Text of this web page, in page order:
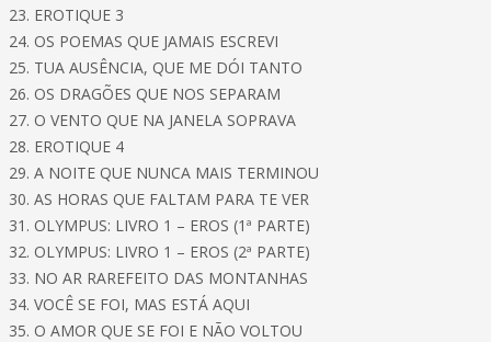
23. EROTIQUE 3
24. OS POEMAS QUE JAMAIS ESCREVI
25. TUA AUSÊNCIA, QUE ME DÓI TANTO
26. OS DRAGÕES QUE NOS SEPARAM
27. O VENTO QUE NA JANELA SOPRAVA
28. EROTIQUE 4
29. A NOITE QUE NUNCA MAIS TERMINOU
30. AS HORAS QUE FALTAM PARA TE VER
31. OLYMPUS: LIVRO 1 – EROS (1ª PARTE)
32. OLYMPUS: LIVRO 1 – EROS (2ª PARTE)
33. NO AR RAREFEITO DAS MONTANHAS
34. VOCÊ SE FOI, MAS ESTÁ AQUI
35. O AMOR QUE SE FOI E NÃO VOLTOU